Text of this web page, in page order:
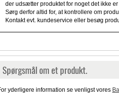
der udsætter produktet for noget det ikke
Sørg derfor altid for, at kontrollere om
Kontakt evt. kundeservice eller besøg
Spørgsmål om et produkt.
yderligere information se venligst vores